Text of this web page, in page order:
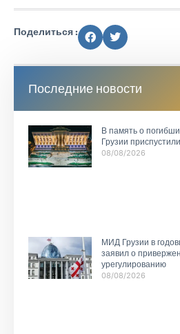
Поделиться :
Последние новости
В память о
Грузии
08/08/2026
МИД Грузии в
заявил о
урегулированию
08/08/2026